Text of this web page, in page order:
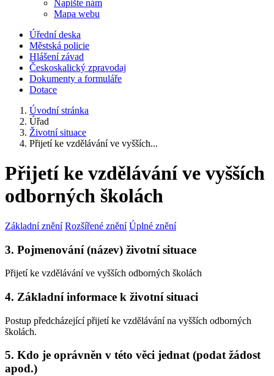
Napište nám
Mapa webu
Úřední deska
Městská policie
Hlášení závad
Českoskalický zpravodaj
Dokumenty a formuláře
Dotace
Úvodní stránka
Úřad
Životní situace
Přijetí ke vzdělávání ve vyšších...
Přijetí ke vzdělávání ve vyšších
odborných školách
Základní znění Rozšířené znění Úplné znění
3. Pojmenování (název) životní situace
Přijetí ke vzdělávání ve vyšších odborných školách
4. Základní informace k životní situaci
Postup předcházející přijetí ke vzdělávání na vyšších odborných
školách.
5. Kdo je oprávněn v této věci jednat (podat žádost
apod.)